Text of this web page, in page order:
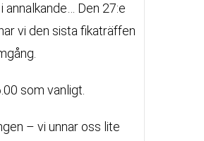
annalkande… Den 27:e
vi den sista fikaträffen
som vanligt.
– vi unnar oss lite